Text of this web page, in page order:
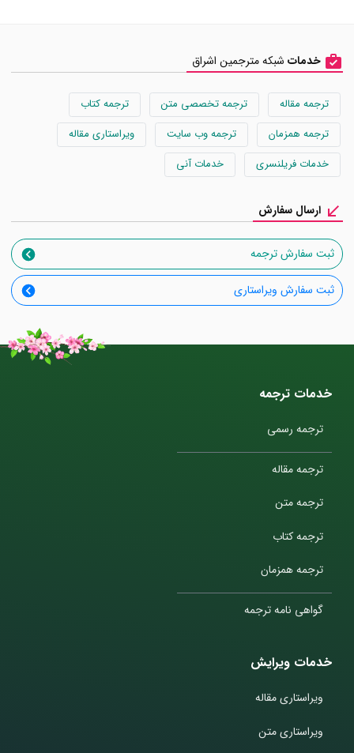
خدمات شبکه مترجمین اشراق
ترجمه مقاله ترجمه تخصصی متن
ترجمه کتاب
ترجمه همزمان
ترجمه وب سایت
ویراستاری مقاله
خدمات فریلنسری
خدمات آنی
ارسال سفارش
ثبت سفارش ترجمه
ثبت سفارش ویراستاری
خدمات ترجمه
ترجمه رسمی
ترجمه مقاله
ترجمه متن
ترجمه کتاب
ترجمه همزمان
گواهی نامه ترجمه
خدمات ویرایش
ویراستاری مقاله
ویراستاری متن